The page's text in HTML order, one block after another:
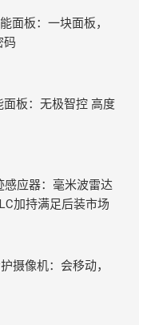
面板：一块面板，
码
板：无极智控 高度
感应器：毫米波雷达
加持满足后装市场
摄像机：会移动，